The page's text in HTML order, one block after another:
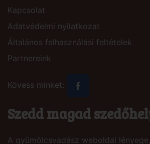
Kapcsolat
Adatvédelmi nyilatkozat
Általános felhasználási feltételek
Partnereink
Kövess minket:
Szedd magad
A gyümölcsvadász weboldal